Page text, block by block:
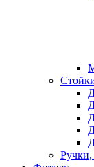
Ручки,